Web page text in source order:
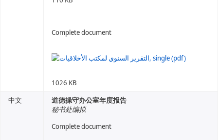
Complete document
1026 KB
中文
道德操守办公室年度报告
秘书处编拟
Complete document